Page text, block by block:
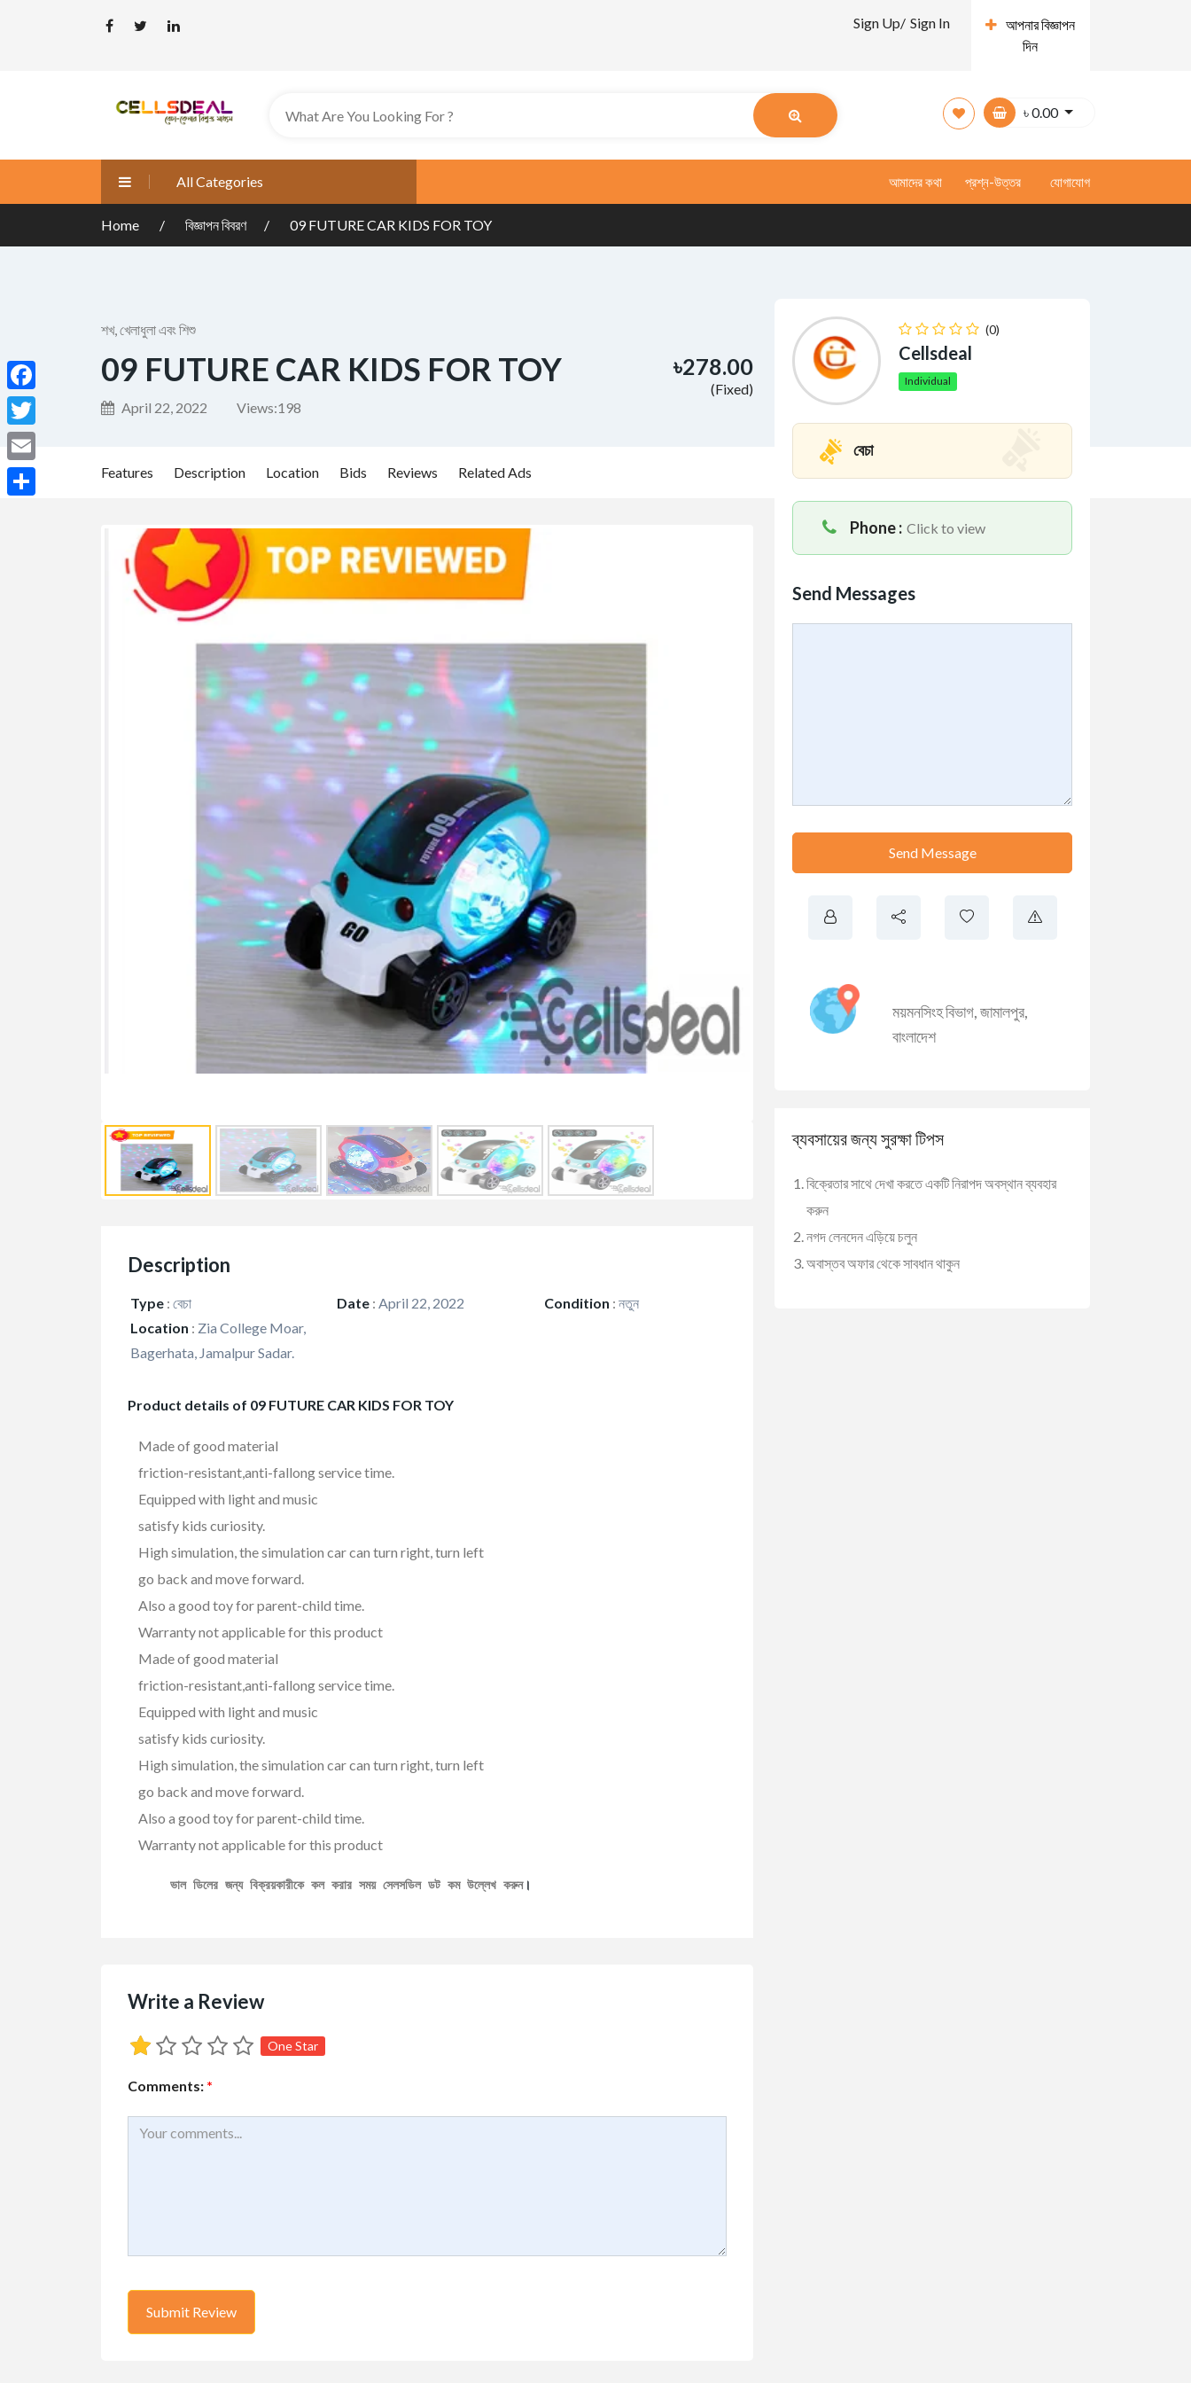
Sign Up/ Sign In
আপনার বিজ্ঞাপন
দিন
৳0.00
All Categories আমাদের কথা প্রশ্ন-উত্তর যোগাযোগ
Home বিজ্ঞাপন বিবরণ 09 FUTURE CAR KIDS FOR TOY
শখ, খেলাধুলা এবং শিশু
09 FUTURE CAR KIDS FOR TOY
April 22, 2022 Views:198
৳278.00
(Fixed)
Features Description Location Bids Reviews Related Ads
Description
Type : বেচা Date : April 22, 2022 Condition : নতুন
Location : Zia College Moar,
Bagerhata, Jamalpur Sadar.
Product details of 09 FUTURE CAR KIDS FOR TOY
Made of good material
friction-resistant,anti-fallong service time.
Equipped with light and music
satisfy kids curiosity.
High simulation, the simulation car can turn right, turn left
go back and move forward.
Also a good toy for parent-child time.
Warranty not applicable for this product
Made of good material
friction-resistant,anti-fallong service time.
Equipped with light and music
satisfy kids curiosity.
High simulation, the simulation car can turn right, turn left
go back and move forward.
Also a good toy for parent-child time.
Warranty not applicable for this product
ভাল ডিলের জন্য বিক্রয়কারীকে কল করার সময় সেলসডিল ডট কম উল্লেখ করুন।
Write a Review
One Star
Comments: *
(0)
Cellsdeal
Individual
বেচা
Phone : Click to view
Send Messages
Send Message
ময়মনসিংহ বিভাগ,জামালপুর,
বাংলাদেশ
ব্যবসায়ের জন্য সুরক্ষা টিপস
বিক্রেতার সাথে দেখা করতে একটি নিরাপদ অবস্থান ব্যবহার
করুন
নগদ লেনদেন এড়িয়ে চলুন
অবাস্তব অফার থেকে সাবধান থাকুন
Facebook
Twitter
Email